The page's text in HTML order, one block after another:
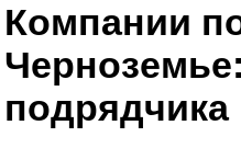
Компании
подрядчика